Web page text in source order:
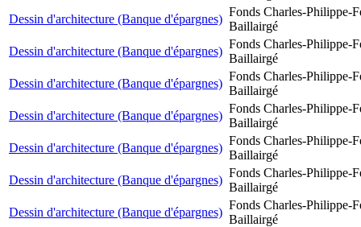
Dessin d'architecture (Banque d'épargnes)
Fonds Charles-Philippe-
Baillairgé
Dessin d'architecture (Banque d'épargnes)
Fonds Charles-Philippe-
Baillairgé
Dessin d'architecture (Banque d'épargnes)
Fonds Charles-Philippe-
Baillairgé
Dessin d'architecture (Banque d'épargnes)
Fonds Charles-Philippe-
Baillairgé
Dessin d'architecture (Banque d'épargnes)
Fonds Charles-Philippe-
Baillairgé
Dessin d'architecture (Banque d'épargnes)
Fonds Charles-Philippe-
Baillairgé
Dessin d'architecture (Banque d'épargnes)
Fonds Charles-Philippe-
Baillairgé